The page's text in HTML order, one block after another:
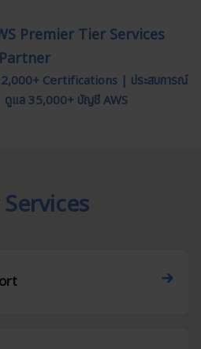
Premier Tier Services
Partner
2,000+ Certifications | ประสบการณ์
แล 35,000+ บัญชี AWS